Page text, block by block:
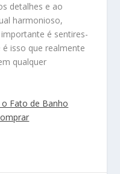
detalhes e ao
harmonioso,
é sentires-
isso que realmente
qualquer
Fato de Banho